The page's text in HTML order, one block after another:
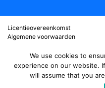
Licentieovereenkomst
Algemene voorwaarden
Over Countryflags.com
Disclaimer
Privacy Policy
Country
We use cookies to
experience on our website.
will assume that you